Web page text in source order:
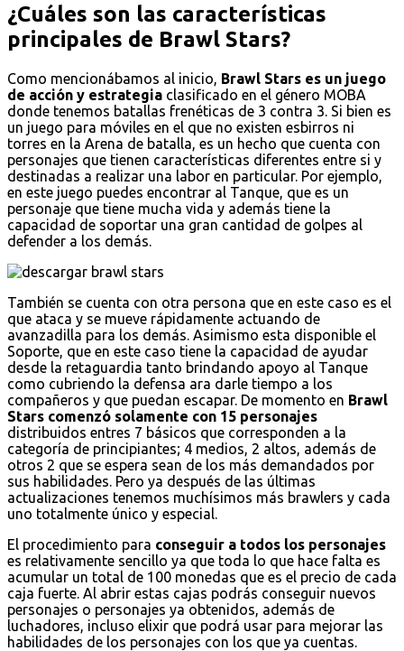
¿Cuáles son las características
principales de Brawl Stars?
Como mencionábamos al inicio, Brawl Stars es un juego
de acción y estrategia clasificado en el género MOBA
donde tenemos batallas frenéticas de 3 contra 3. Si bien es
un juego para móviles en el que no existen esbirros ni
torres en la Arena de batalla, es un hecho que cuenta con
personajes que tienen características diferentes entre si y
destinadas a realizar una labor en particular. Por ejemplo,
en este juego puedes encontrar al Tanque, que es un
personaje que tiene mucha vida y además tiene la
capacidad de soportar una gran cantidad de golpes al
defender a los demás.
También se cuenta con otra persona que en este caso es el
que ataca y se mueve rápidamente actuando de
avanzadilla para los demás. Asimismo esta disponible el
Soporte, que en este caso tiene la capacidad de ayudar
desde la retaguardia tanto brindando apoyo al Tanque
como cubriendo la defensa ara darle tiempo a los
compañeros y que puedan escapar. De momento en Brawl
Stars comenzó solamente con 15 personajes
distribuidos entres 7 básicos que corresponden a la
categoría de principiantes; 4 medios, 2 altos, además de
otros 2 que se espera sean de los más demandados por
sus habilidades. Pero ya después de las últimas
actualizaciones tenemos muchísimos más brawlers y cada
uno totalmente único y especial.
El procedimiento para conseguir a todos los personajes
es relativamente sencillo ya que toda lo que hace falta es
acumular un total de 100 monedas que es el precio de cada
caja fuerte. Al abrir estas cajas podrás conseguir nuevos
personajes o personajes ya obtenidos, además de
luchadores, incluso elixir que podrá usar para mejorar las
habilidades de los personajes con los que ya cuentas.